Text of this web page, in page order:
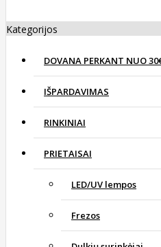
Kategorijos
DOVANA PERKANT NUO
IŠPARDAVIMAS
RINKINIAI
PRIETAISAI
LED/UV lempos
Frezos